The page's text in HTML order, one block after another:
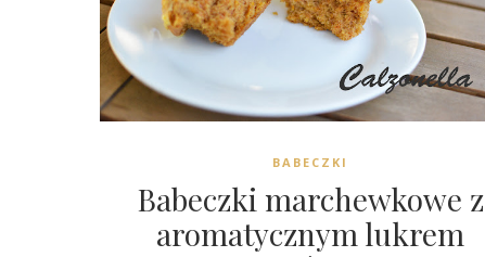
BABECZKI
Babeczki marchewkowe z
aromatycznym lukrem